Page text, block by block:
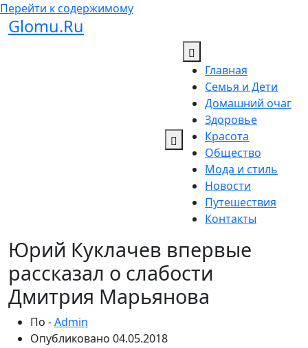
Перейти к содержимому
Glomu.Ru
Главная
Семья и Дети
Домашний очаг
Здоровье
Красота
Общество
Мода и стиль
Новости
Путешествия
Контакты
Юрий Куклачев впервые
рассказал о слабости
Дмитрия Марьянова
По -Admin
Опубликовано 04.05.2018